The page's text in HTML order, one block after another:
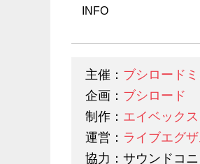
INFO
主催： ブシロード
企画： ブシロード
制作： エイベック
運営： ライブエグ
協力：サウンドコ